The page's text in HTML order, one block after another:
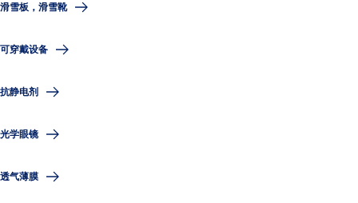
滑雪板，滑雪靴
可穿戴设备
抗静电剂
光学眼镜
透气薄膜